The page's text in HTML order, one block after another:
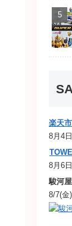
楽天
8月4
8月6
駿河屋
8/7(金